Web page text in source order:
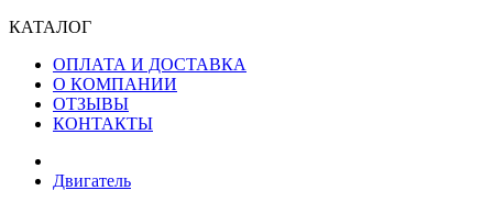
КАТАЛОГ
ОПЛАТА И ДОСТАВКА
О КОМПАНИИ
ОТЗЫВЫ
КОНТАКТЫ
Двигатель